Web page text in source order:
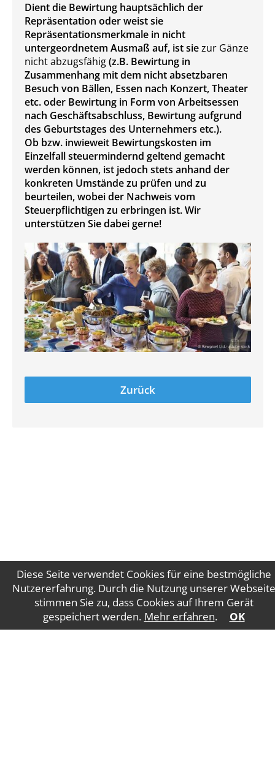
Diese Seite verwendet Cookies für eine bestmögliche
Nutzererfahrung. Durch die Nutzung unserer Webseite
stimmen Sie zu, dass Cookies auf Ihrem Gerät
gespeichert werden. Mehr erfahren. OK
Dient die Bewirtung hauptsächlich der
Repräsentation oder weist sie
Repräsentationsmerkmale in nicht
untergeordnetem Ausmaß auf, ist siezur Gänze
nicht abzugsfähig(z.B. Bewirtung in
Zusammenhang mit dem nicht absetzbaren
Besuch von Bällen, Essen nach Konzert, Theater
etc. oder Bewirtung in Form von Arbeitsessen
nach Geschäftsabschluss, Bewirtung aufgrund
des Geburtstages des Unternehmers etc.).
Ob bzw. inwieweit Bewirtungskosten im
Einzelfall steuermindernd geltend gemacht
werden können, ist jedoch stets anhand der
konkreten Umstände zu prüfen und zu
beurteilen, wobei der Nachweis vom
Steuerpflichtigen zu erbringen ist. Wir
unterstützen Sie dabei gerne!
Zurück
Impressum Datenschutz